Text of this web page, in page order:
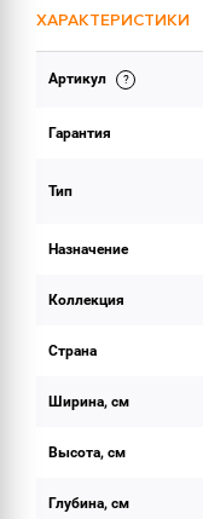
ХАРАКТЕРИСТИКИ
ОБЪЕМ ПОСТАВКИ
Артикул
Гарантия
Тип
Назначение
Коллекция
Страна
Ширина, см
Высота, см
Глубина, см